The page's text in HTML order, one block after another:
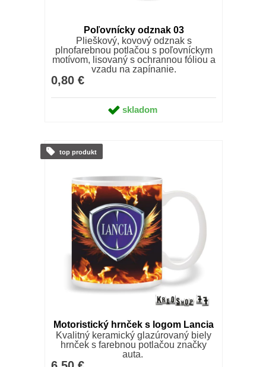
Poľovnícky odznak 03
Plieškový, kovový odznak s
plnofarebnou potlačou s poľovníckym
motívom, lisovaný s ochrannou fóliou a
vzadu na zapínanie.
0,80 €
skladom
Motoristický hrnček s logom Lancia
Kvalitný keramický glazúrovaný biely
hrnček s farebnou potlačou značky
auta.
top produkt